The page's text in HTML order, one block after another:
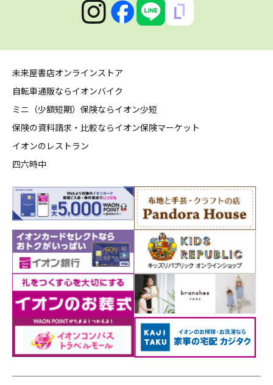
未来屋書店オンラインストア
自転車通販ならイオンバイク
ミニ（少額短期）保険ならイオン少短
保険の資料請求・比較ならイオン保険マーケット
イオンのレストラン
四六時中